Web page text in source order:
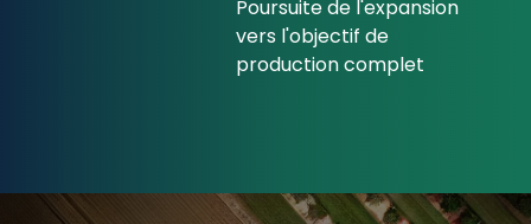
Poursuite de l'expansion
vers l'objectif de
production complet